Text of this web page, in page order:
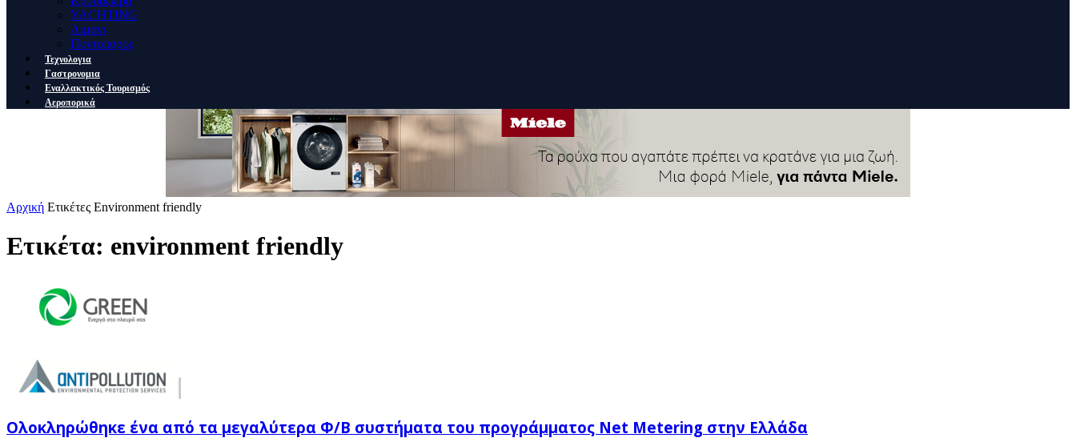
YACHTING
Λιμανι
Ποντοπορος
Τεχνολογια
Γαστρονομια
Εναλλακτικός Τουρισμός
Αεροπορικά
Αρχική Ετικέτες Environment friendly
Ετικέτα: environment friendly
Ολοκληρώθηκε ένα από τα μεγαλύτερα Φ/Β συστήματα του προγράμματος Net Metering στην Ελλάδα